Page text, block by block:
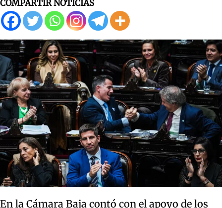
COMPARTIR NOTICIAS
En la Cámara Baja contó con el apoyo de los